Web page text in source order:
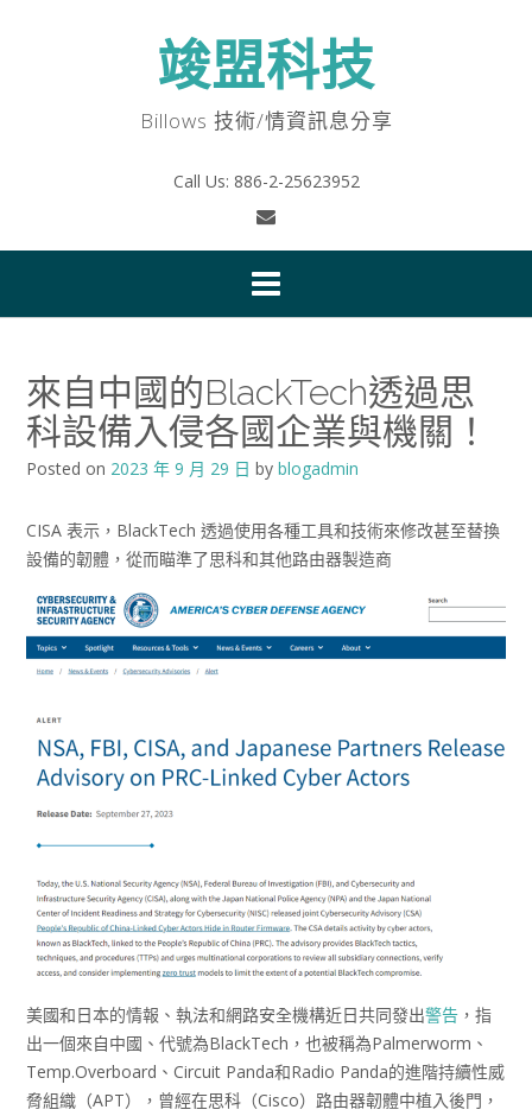
竣盟科技
Billows 技術/情資訊息分享
Call Us: 886-2-25623952
來自中國的BlackTech透過思
科設備入侵各國企業與機關！
Posted on 2023 年 9 月 29 日 by blogadmin
CISA 表示，BlackTech 透過使用各種工具和技術來修改甚至替換
設備的韌體，從而瞄準了思科和其他路由器製造商
美國和日本的情報、執法和網路安全機構近日共同發出警告 ，指
出一個來自中國、代號為BlackTech，也被稱為Palmerworm、
Temp.Overboard、Circuit Panda和Radio Panda的進階持續性威
脅組織（APT），曾經在思科（Cisco）路由器韌體中植入後門，